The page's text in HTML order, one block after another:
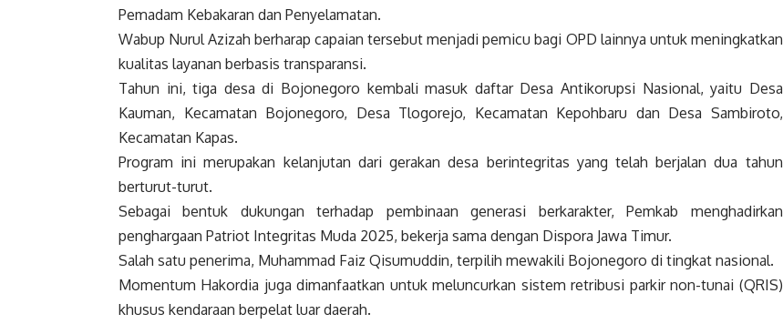
Pemadam Kebakaran dan Penyelamatan.
Wabup Nurul Azizah berharap capaian tersebut menjadi pemicu bagi OPD lainnya untuk meningkatkan
kualitas layanan berbasis transparansi.
Tahun ini, tiga desa di Bojonegoro kembali masuk daftar Desa Antikorupsi Nasional, yaitu Desa
Kauman, Kecamatan Bojonegoro, Desa Tlogorejo, Kecamatan Kepohbaru dan Desa Sambiroto,
Kecamatan Kapas.
Program ini merupakan kelanjutan dari gerakan desa berintegritas yang telah berjalan dua tahun
berturut-turut.
Sebagai bentuk dukungan terhadap pembinaan generasi berkarakter, Pemkab menghadirkan
penghargaan Patriot Integritas Muda 2025, bekerja sama dengan Dispora Jawa Timur.
Salah satu penerima, Muhammad Faiz Qisumuddin, terpilih mewakili Bojonegoro di tingkat nasional.
Momentum Hakordia juga dimanfaatkan untuk meluncurkan sistem retribusi parkir non-tunai (QRIS)
khusus kendaraan berpelat luar daerah.